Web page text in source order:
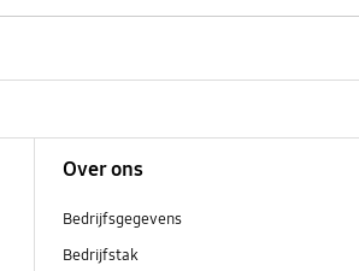
Over ons
Bedrijfsgegevens
Bedrijfstak